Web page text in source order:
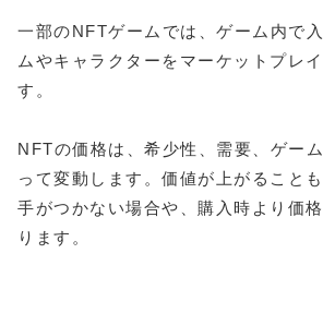
一部のNFTゲームでは、ゲーム内で
ムやキャラクターをマーケットプレ
す。
NFTの価格は、希少性、需要、ゲー
って変動します。価値が上がること
手がつかない場合や、購入時より価
ります。